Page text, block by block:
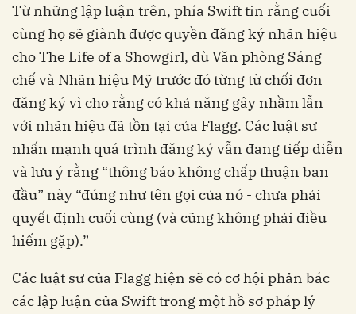
Từ những lập luận trên, phía Swift tin rằng cuối
cùng họ sẽ giành được quyền đăng ký nhãn hiệu
cho The Life of a Showgirl, dù Văn phòng Sáng
chế và Nhãn hiệu Mỹ trước đó từng từ chối đơn
đăng ký vì cho rằng có khả năng gây nhầm lẫn
với nhãn hiệu đã tồn tại của Flagg. Các luật sư
nhấn mạnh quá trình đăng ký vẫn đang tiếp diễn
và lưu ý rằng “thông báo không chấp thuận ban
đầu” này “đúng như tên gọi của nó - chưa phải
quyết định cuối cùng (và cũng không phải điều
hiếm gặp).”
Các luật sư của Flagg hiện sẽ có cơ hội phản bác
các lập luận của Swift trong một hồ sơ pháp lý